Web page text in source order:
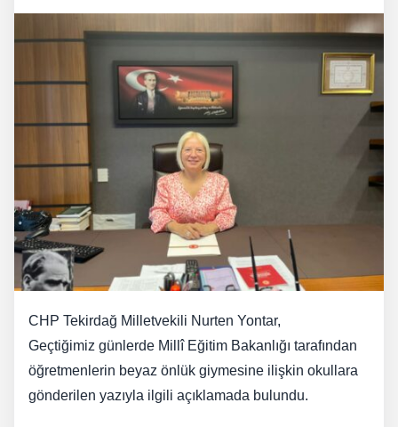
CHP Tekirdağ Milletvekili Nurten Yontar,
Geçtiğimiz günlerde Millî Eğitim Bakanlığı tarafından
öğretmenlerin beyaz önlük giymesine ilişkin okullara
gönderilen yazıyla ilgili açıklamada bulundu.